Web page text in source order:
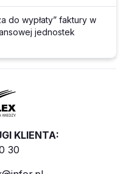
do wypłaty” faktury w
jednostek
KLIENTA:
30